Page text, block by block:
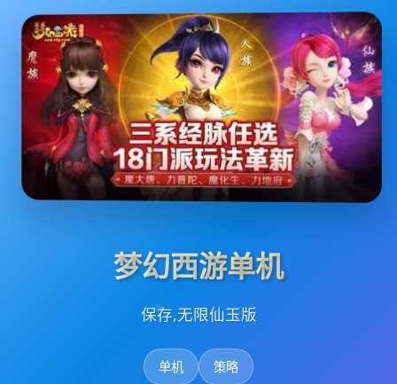
梦幻西游单机
保存,无限仙玉版
单机 策略